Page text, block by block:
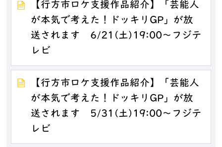
【行方市ロケ支援作品紹介】「芸能人
が本気で考えた！ドッキリGP」が放
送されます 6/21(土)19:00～フジテ
レビ
【行方市ロケ支援作品紹介】「芸能人
が本気で考えた！ドッキリGP」が放
送されます 5/31(土)19:00～フジテ
レビ